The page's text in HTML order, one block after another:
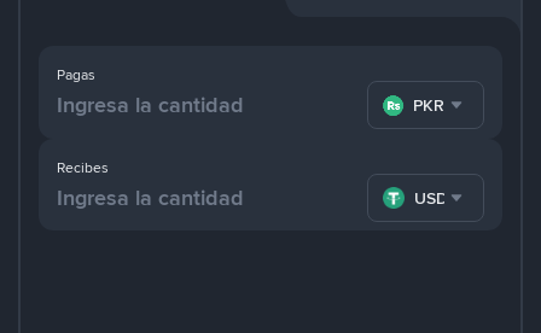
Pagas
PKR
Recibes
USDT